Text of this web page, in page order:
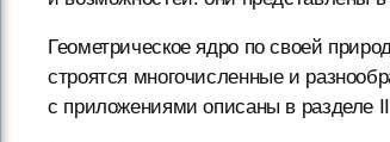
Геометрическое ядро по своей
строятся многочисленные и
с приложениями описаны в разделе